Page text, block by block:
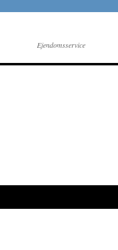
Ejendomsservice